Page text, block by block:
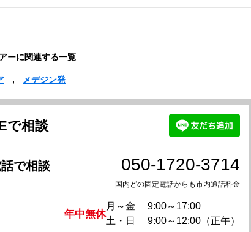
ーに関連する一覧
メデジン発
で相談
で相談 050-1720-3714
国内どの固定電話からも市内通話料金
年中無休
月～金
9:00～17:00
土・日
9:00～12:00（正午）